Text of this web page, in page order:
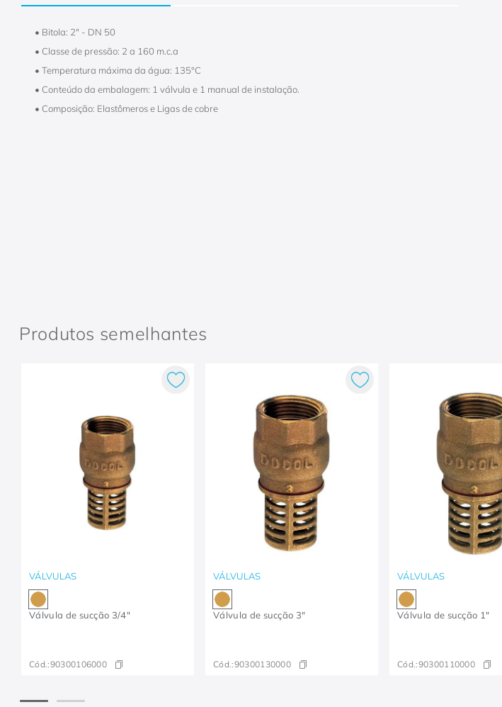
• Bitola: 2" - DN 50
• Classe de pressão: 2 a 160 m.c.a
• Temperatura máxima da água: 135°C
• Conteúdo da embalagem: 1 válvula e 1 manual de instalação.
• Composição: Elastômeros e Ligas de cobre
Produtos semelhantes
VÁLVULAS
Válvula de sucção 3/4"
Cód.:90300106000
VÁLVULAS
Válvula de sucção 3"
Cód.:90300130000
VÁLVULAS
Válvula de sucção 1"
Cód.:90300110000